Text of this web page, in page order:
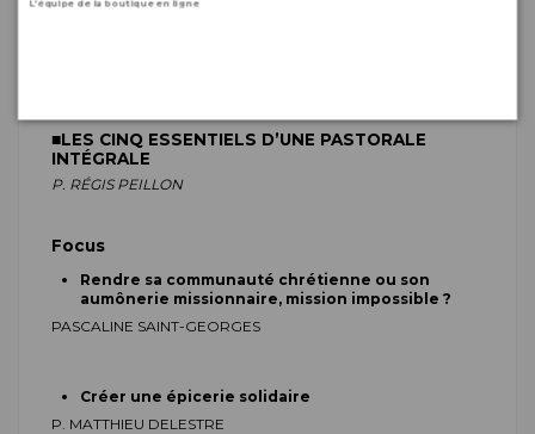
■LES CINQ ESSENTIELS D’UNE PASTORALE
INTÉGRALE
P. RÉGISPEILLON
Focus
Rendre sa communauté chrétienne ou son
aumônerie missionnaire, mission impossible ?
PASCALINE SAINT-GEORGES
Créer une épicerie solidaire
P. MATTHIEU DELESTRE
L’équipe de la boutique en ligne